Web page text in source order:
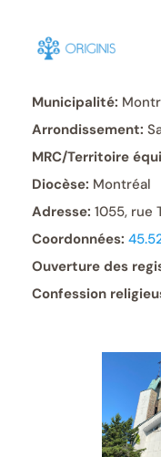
Skip
content
Municipalité:
Arrondissement:
MRC/Territoire
Diocèse: Montréal
Adresse: 1055, rue
Coordonnées:
Ouverture des
Confession